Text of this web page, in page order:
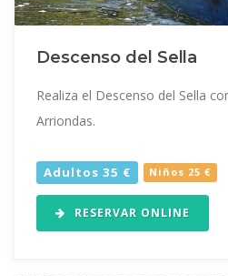
Descenso del Sella
Realiza el Descenso del Sella
Arriondas.
Adultos 35 € Niños 25 €
RESERVAR ONLINE